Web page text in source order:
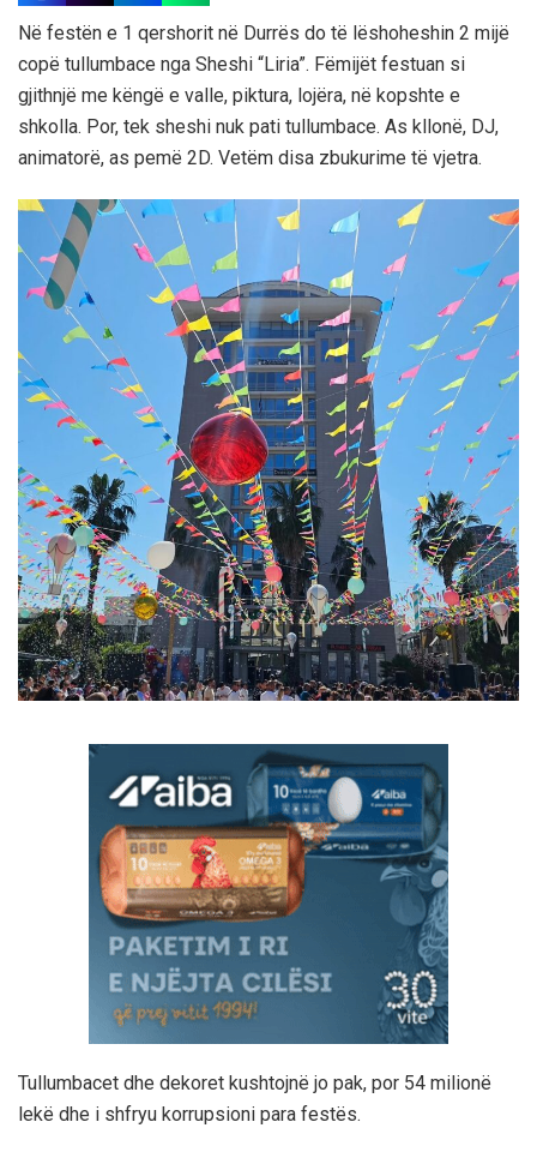
Në festën e 1 qershorit në Durrës do të lëshoheshin 2 mijë
copë tullumbace nga Sheshi “Liria”. Fëmijët festuan si
gjithnjë me këngë e valle, piktura, lojëra, në kopshte e
shkolla. Por, tek sheshi nuk pati tullumbace. As kllonë, DJ,
animatorë, as pemë 2D. Vetëm disa zbukurime të vjetra.
Tullumbacet dhe dekoret kushtojnë jo pak, por 54 milionë
lekë dhe i shfryu korrupsioni para festës.